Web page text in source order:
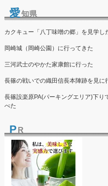
愛知県
カクキュー「八丁味噌の郷」を見学し
岡崎城（岡崎公園）に行ってきた
三河武士のやかた家康館に行った
長篠の戦いでの織田信長本陣跡を見に
長篠設楽原PA(パーキングエリア)下
べた
P R